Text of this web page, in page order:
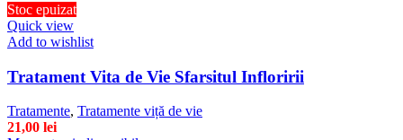
Stoc epuizat
Quick view
Add to wishlist
Tratament Vita de Vie Sfarsitul Infloririi
Tratamente, Tratamente viță de vie
21,00 lei